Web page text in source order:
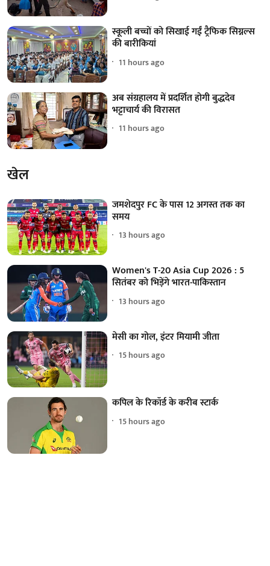
स्कूली बच्चों को सिखाई गईं ट्रैफिक सिग्नल्स
की बारीकियां
11 hours ago
अब संग्रहालय में प्रदर्शित होगी बुद्धदेव
भट्टाचार्य की विरासत
11 hours ago
खेल
जमशेदपुर FC के पास 12 अगस्त तक का
समय
13 hours ago
Women's T-20 Asia Cup 2026 : 5
सितंबर को भिड़ेंगे भारत-पाकिस्तान
13 hours ago
मेसी का गोल, इंटर मियामी जीता
15 hours ago
कपिल के रिकॉर्ड के करीब स्टार्क
15 hours ago